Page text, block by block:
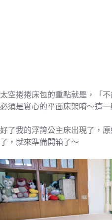
太空捲捲床包的重點就是，「不
必須是實心的平面床架唷～這
好了我的浮誇公主床出現了，
了，就來準備開箱了～